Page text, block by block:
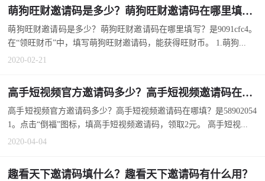
萌狗旺财邀请码是多少？萌狗旺财邀请码在哪里填写？
萌狗旺财邀请码是多少？萌狗旺财邀请码在哪里填写？是9091cfc4。
在“领旺财币”中，填写萌狗旺财邀请码，能获得旺财币。 1.萌狗...
2020-02-21
高手短视频官方邀请码多少？高手短视频邀请码在哪填？
高手短视频官方邀请码多少？高手短视频邀请码在哪填？是58902054
1。点击“倒福”图标，填高手短视频邀请码，领取2元。 高手短视...
2020-04-04
趣看天下邀请码填什么？趣看天下邀请码有什么用？